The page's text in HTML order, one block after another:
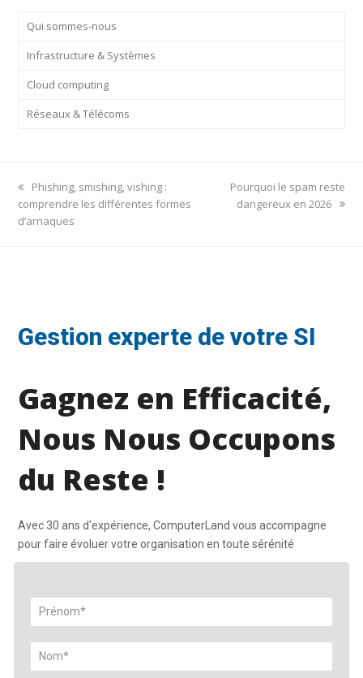
Qui sommes-nous
Infrastructure & Systèmes
Cloud computing
Réseaux & Télécoms
previous
post:
Phishing, smishing, vishing :
comprendre les différentes formes
d’arnaques
next
post:
Pourquoi le spam reste
dangereux en 2026
Gestion experte de votre SI
Gagnez en Efficacité,
Nous Nous Occupons
du Reste !
Avec 30 ans d'expérience, ComputerLand vous accompagne
pour faire évoluer votre organisation en toute sérénité